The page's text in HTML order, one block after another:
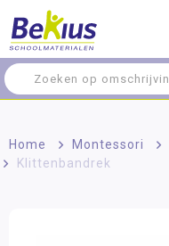
Home > Montessori >
Klittenbandrek